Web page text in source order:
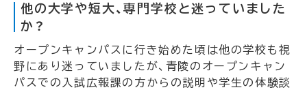
他の大学や短大、専門学校と迷っていました
か？
オープンキャンパスに行き始めた頃は他の学校も視
野にあり迷っていましたが、青陵のオープンキャン
パスでの入試広報課の方からの説明や学生の体験談